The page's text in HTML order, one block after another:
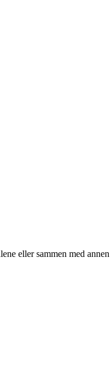
eller sammen med